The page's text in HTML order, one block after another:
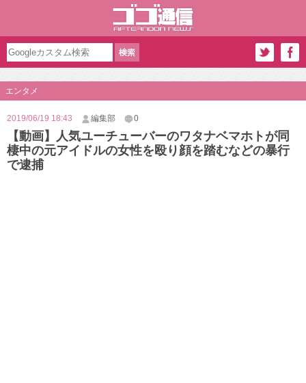
エンタメ
2019/06/19 18:43 編集部 0
【動画】人気ユーチューバーのワタナベマホトが同
棲中の元アイドルの女性を殴り顔を踏むなどの暴行
で逮捕